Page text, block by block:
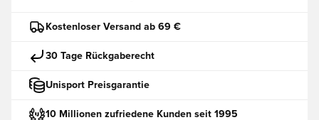
Kostenloser Versand ab 69 €
30 Tage Rückgaberecht
Unisport Preisgarantie
10 Millionen zufriedene Kunden seit 1995